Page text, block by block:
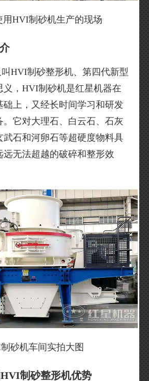
用HVI制砂机生产的现场
HVI制砂整形机、第四代新型
义，HVI制砂机是红星机器在
础上，又经长时间学习和研发
。它对大理石、白云石、石灰
武石和河卵石等超硬度物料具
远无法超越的破碎和整形效
砂机车间实拍大图
制砂整形机优势